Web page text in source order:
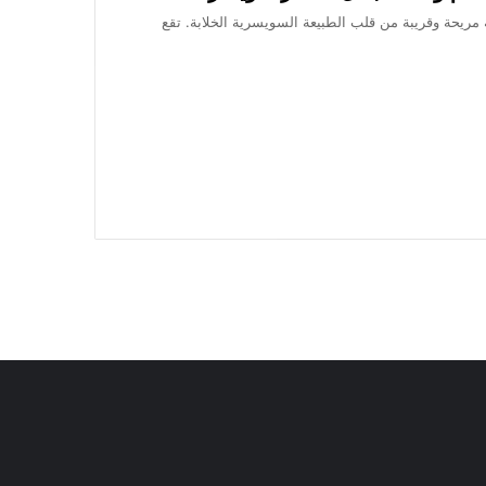
وقريبة من قلب الطبيعة السويسرية الخلابة. تقع